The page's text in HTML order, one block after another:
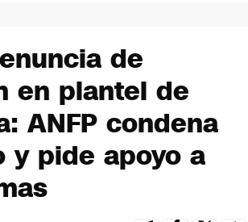
de
en plantel de
ANFP condena
y pide apoyo a